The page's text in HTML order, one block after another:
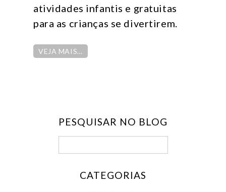
atividades infantis e gratuitas
para as crianças se divertirem.
VEJA MAIS…
PESQUISAR NO BLOG
CATEGORIAS